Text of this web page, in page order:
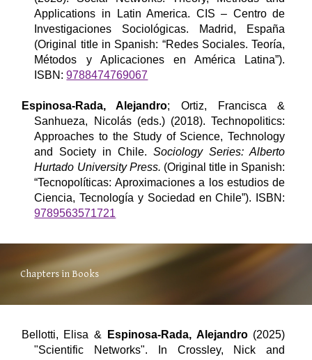
Applications in Latin America. CIS – Centro de
Investigaciones Sociológicas. Madrid, España
(Original title in Spanish: “Redes Sociales. Teoría,
Métodos y Aplicaciones en América Latina”).
ISBN:9788474769067
Espinosa-Rada, Alejandro; Ortiz, Francisca &
Sanhueza, Nicolás (eds.) (2018). Technopolitics:
Approaches to the Study of Science, Technology
and Society in Chile.Sociology Series: Alberto
Hurtado University Press. (Original title in Spanish:
“Tecnopolíticas: Aproximaciones a los estudios de
Ciencia, Tecnología y Sociedad en Chile”). ISBN:
9789563571721
Chapters in Books
Bellotti, E lisa & Espinosa-Rada, A lejandro(2025)
"Scientific Networks". In Crossley, Nick and